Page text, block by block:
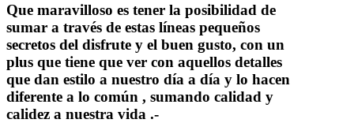
Que maravilloso es tener la posibilidad de
sumar a través de estas líneas pequeños
secretos del disfrute y el buen gusto, con un
plus que tiene que ver con aquellos detalles
que dan estilo a nuestro día a día y lo hacen
diferente a lo común , sumando calidad y
calidez a nuestra vida .-